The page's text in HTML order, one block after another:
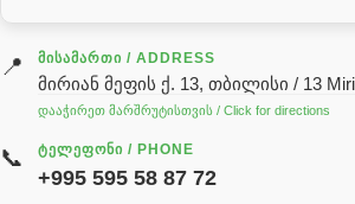
გადაცემათა კოლოფის ზეთი(
ძრავის ზეთი
ჰიდრავლიკის ზეთი
реек
📍 ᲛᲘᲡᲐᲛᲐᲠᲗᲘ / ADDRESS
მირიან მეფის ქ. 13, თბილისი / 13
დააჭირეთ მარშრუტისთვის / Click for directions
📞 ᲢᲔᲚᲔᲤᲝᲜᲘ / PHONE
+995 595 58 87 72